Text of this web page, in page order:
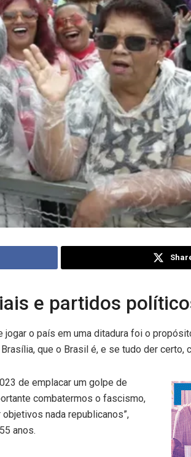
e partidos
o país em uma ditadura foi o
que o Brasil é, e se tudo der certo,
de emplacar um golpe de
combatermos o fascismo,
nada republicanos”,
anos.